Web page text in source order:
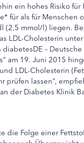
ein hohes Risiko für
für als für Menschen
(2,5 mmol/l) liegen.
LDL-Cholesterin
–
am 19. Juni 2015
LDL-Cholesterin
prüfen lassen“,
der Diabetes Klinik
die Folge einer